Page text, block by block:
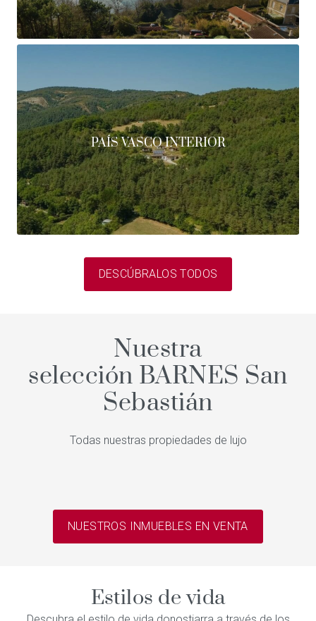
PAÍS VASCO INTERIOR
DESCÚBRALOS TODOS
Nuestra
selección BARNES San
Sebastián
Todas nuestras propiedades de lujo
NUESTROS INMUEBLES EN VENTA
Estilos de vida